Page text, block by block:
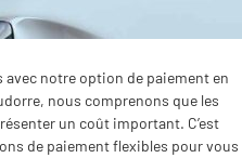
notre option de paiement en
nous comprenons que les
un coût important. C’est
de paiement flexibles pour vous